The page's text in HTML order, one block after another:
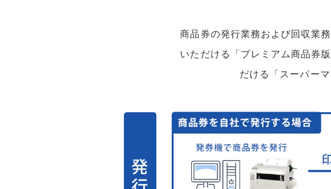
商品券の発行業務および回収業
いただける「プレミアム商品券
だける「スーパー